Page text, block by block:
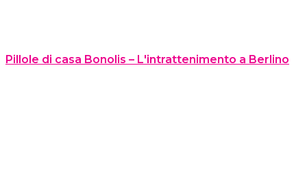
Pillole di casa Bonolis – L'intrattenimento a Berlino